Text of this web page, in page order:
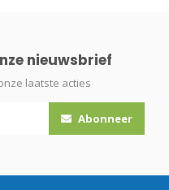
nieuwsbrief
laatste acties
Abonneer